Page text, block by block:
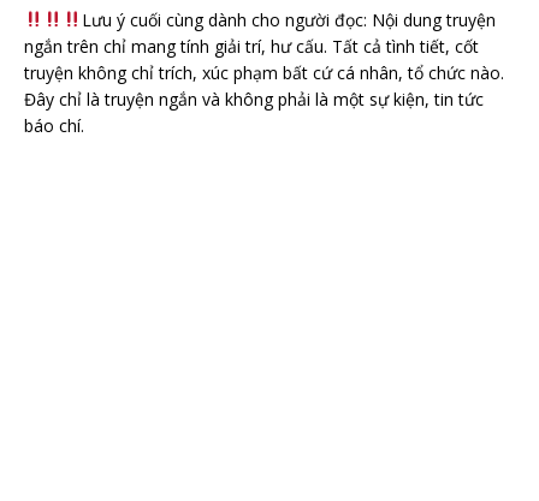
Lưu ý cuối cùng dành cho người đọc: Nội dung truyện
ngắn trên chỉ mang tính giải trí, hư cấu. Tất cả tình tiết, cốt
truyện không chỉ trích, xúc phạm bất cứ cá nhân, tổ chức nào.
Đây chỉ là truyện ngắn và không phải là một sự kiện, tin tức
báo chí.